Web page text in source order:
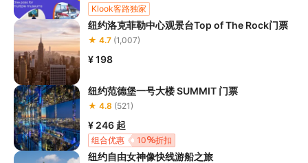
Klook客路独家
纽约洛克菲勒中心观景台Top of The Rock门票
★ 4.7 (1,007)
¥ 198
纽约范德堡一号大楼 SUMMIT 门票
★ 4.8 (521)
¥ 246 起
10 折扣
组合优惠
纽约自由女神像快线游船之旅